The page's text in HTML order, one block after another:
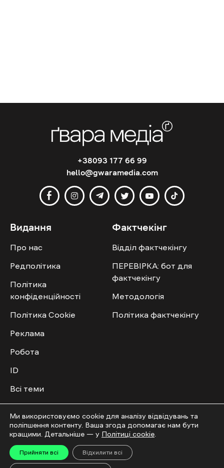
+38093 177 66 99
hello@gwaramedia.com
Видання
Про нас
Редполітика
Політика
конфіденційності
Політика Cookie
Реклама
Робота
ID
Всі теми
Публічний договір
Фактчекінг
Відділ фактчекінгу
ПЕРЕВІРКА: бот для
фактчекінгу
Методологія
Політика фактчекінгу
Мультимедіа
Відео
Спільнота
Приєднатись
Ми використовуємо cookie для аналізу відвідувань та
поліпшення контенту. Ваша згода допомагає нам бути
кращими. Детальніше — у Політиці cookie
Прийняти всі Відхилити всі